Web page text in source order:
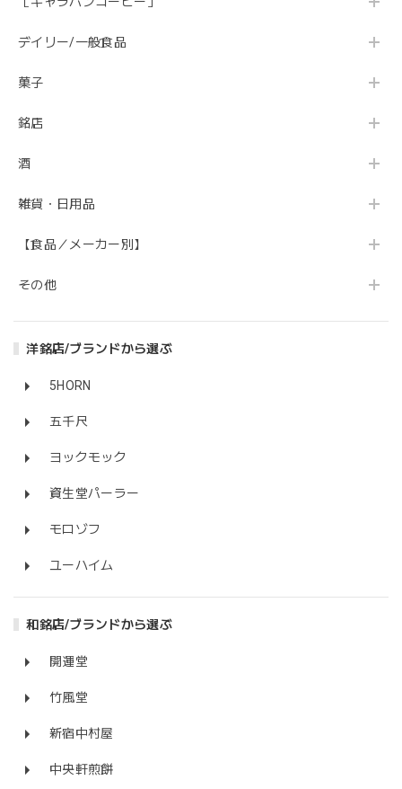
デイリー/一般食品
菓子
銘店
酒
雑貨・日用品
【食品／メーカー別】
その他
洋銘店/ブランドから選ぶ
5HORN
五千尺
ヨックモック
資生堂パーラー
モロゾフ
ユーハイム
和銘店/ブランドから選ぶ
開運堂
竹風堂
新宿中村屋
中央軒煎餅